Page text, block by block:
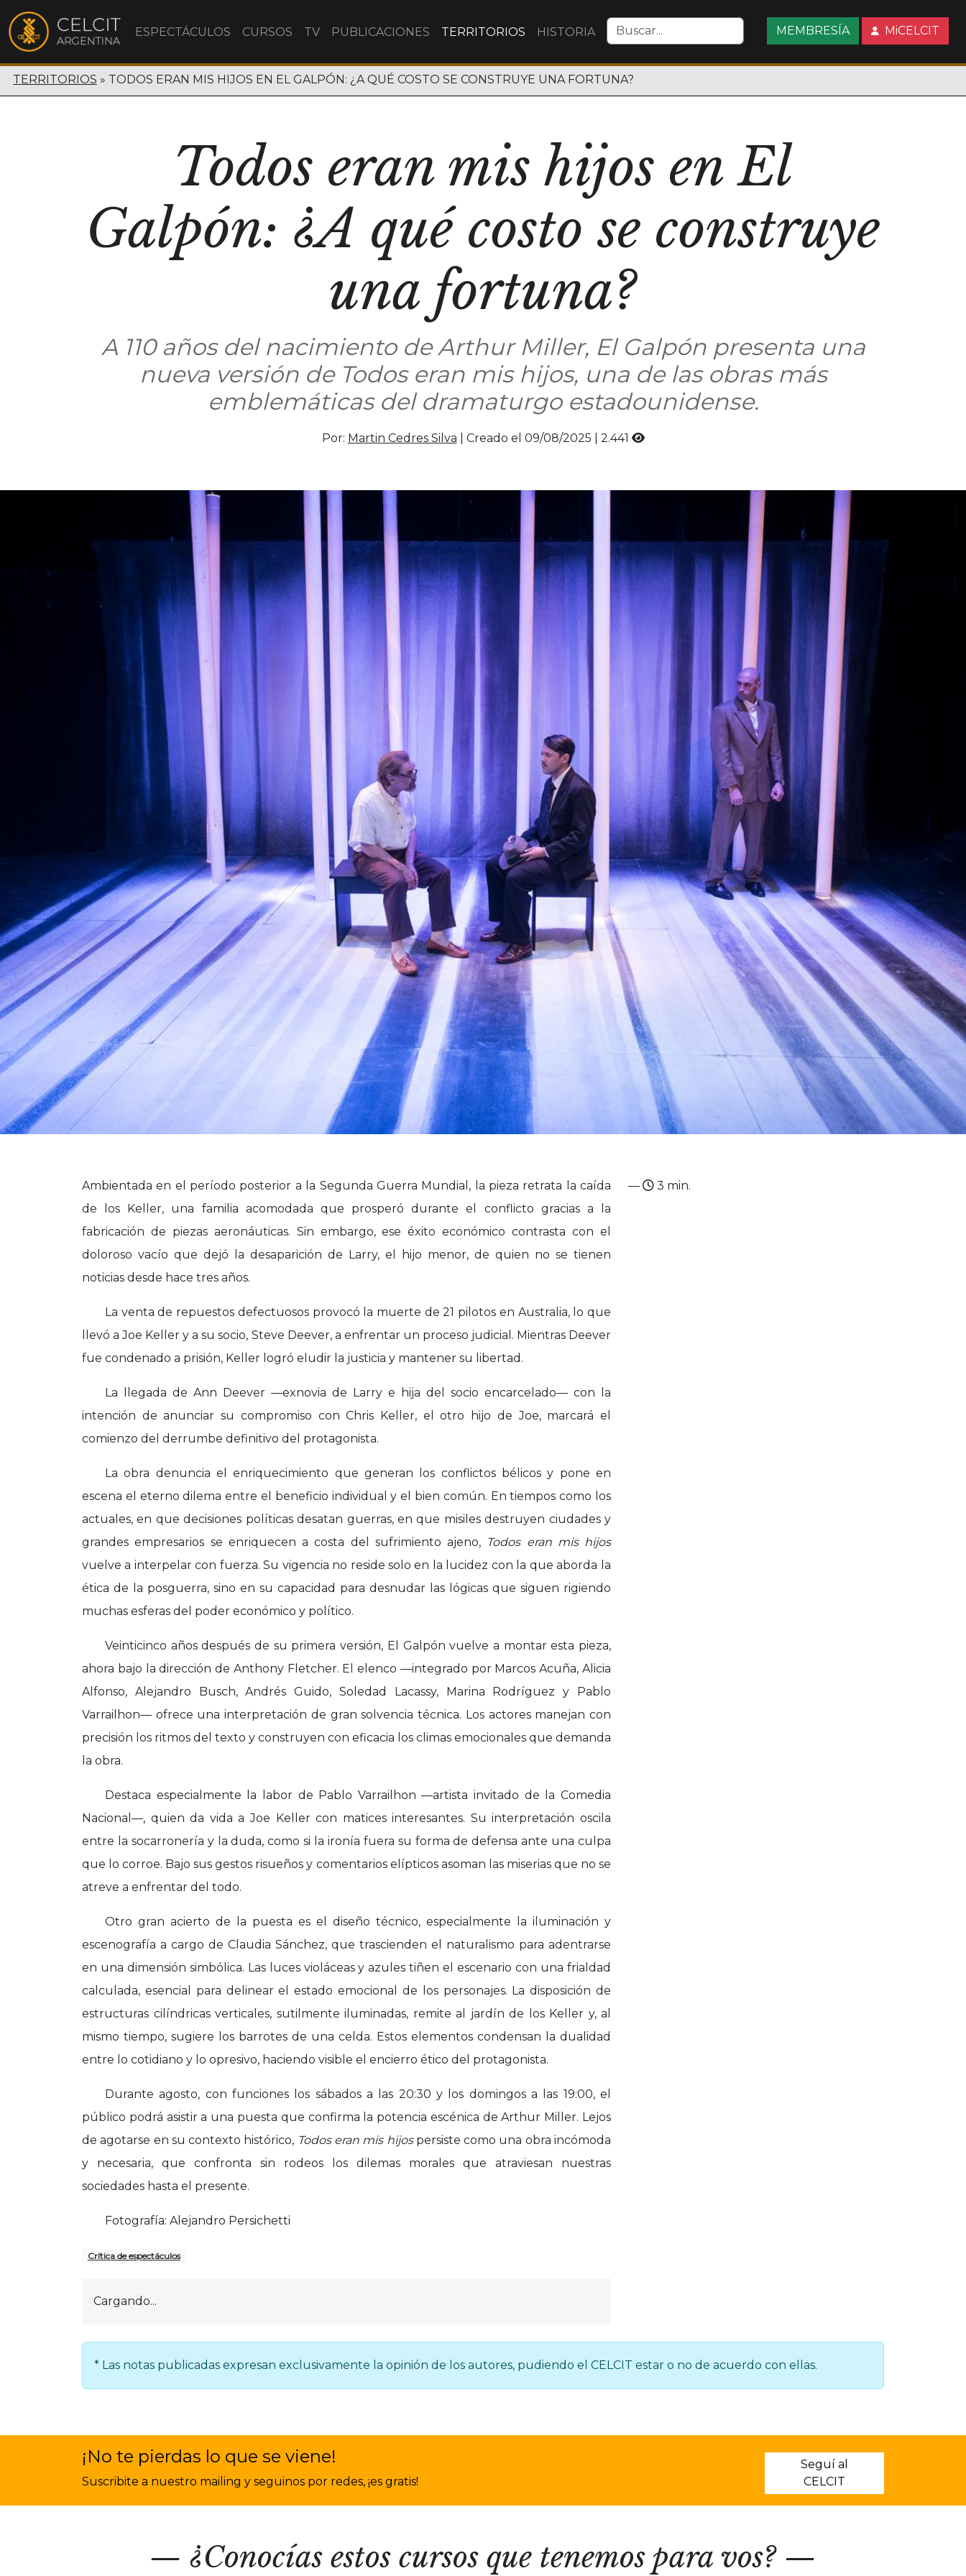
MEMBRESÍA MiCELCIT
ESPECTÁCULOS CURSOS TV PUBLICACIONES TERRITORIOS HISTORIA
TERRITORIOS TODOS ERAN MIS HIJOS EN EL GALPÓN: ¿A QUÉ COSTO SE CONSTRUYE UNA FORTUNA?
Todos eran mis hijos en El
Galpón: ¿A qué costo se construye
una fortuna?
A 110 años del nacimiento de Arthur Miller, El Galpón presenta una
nueva versión de Todos eran mis hijos, una de las obras más
emblemáticas del dramaturgo estadounidense.
Por: Martin Cedres Silva | Creado el 09/08/2025 | 2.441
Ambientada en el período posterior a la Segunda Guerra Mundial, la pieza retrata la caída
de los Keller, una familia acomodada que prosperó durante el conflicto gracias a la
fabricación de piezas aeronáuticas. Sin embargo, ese éxito económico contrasta con el
doloroso vacío que dejó la desaparición de Larry, el hijo menor, de quien no se tienen
noticias desde hace tres años.
La venta de repuestos defectuosos provocó la muerte de 21 pilotos en Australia, lo que
llevó a Joe Keller y a su socio, Steve Deever, a enfrentar un proceso judicial. Mientras Deever
fue condenado a prisión, Keller logró eludir la justicia y mantener su libertad.
La llegada de Ann Deever —exnovia de Larry e hija del socio encarcelado— con la
intención de anunciar su compromiso con Chris Keller, el otro hijo de Joe, marcará el
comienzo del derrumbe definitivo del protagonista.
La obra denuncia el enriquecimiento que generan los conflictos bélicos y pone en
escena el eterno dilema entre el beneficio individual y el bien común. En tiempos como los
actuales, en que decisiones políticas desatan guerras, en que misiles destruyen ciudades y
grandes empresarios se enriquecen a costa del sufrimiento ajeno, Todos eran mis hijos
vuelve a interpelar con fuerza. Su vigencia no reside solo en la lucidez con la que aborda la
ética de la posguerra, sino en su capacidad para desnudar las lógicas que siguen rigiendo
muchas esferas del poder económico y político.
Veinticinco años después de su primera versión, El Galpón vuelve a montar esta pieza,
ahora bajo la dirección de Anthony Fletcher. El elenco —integrado por Marcos Acuña, Alicia
Alfonso, Alejandro Busch, Andrés Guido, Soledad Lacassy, Marina Rodríguez y Pablo
Varrailhon— ofrece una interpretación de gran solvencia técnica. Los actores manejan con
precisión los ritmos del texto y construyen con eficacia los climas emocionales que demanda
la obra.
Destaca especialmente la labor de Pablo Varrailhon —artista invitado de la Comedia
Nacional—, quien da vida a Joe Keller con matices interesantes. Su interpretación oscila
entre la socarronería y la duda, como si la ironía fuera su forma de defensa ante una culpa
que lo corroe. Bajo sus gestos risueños y comentarios elípticos asoman las miserias que no se
atreve a enfrentar del todo.
Otro gran acierto de la puesta es el diseño técnico, especialmente la iluminación y
escenografía a cargo de Claudia Sánchez, que trascienden el naturalismo para adentrarse
en una dimensión simbólica. Las luces violáceas y azules tiñen el escenario con una frialdad
calculada, esencial para delinear el estado emocional de los personajes. La disposición de
estructuras cilíndricas verticales, sutilmente iluminadas, remite al jardín de los Keller y, al
mismo tiempo, sugiere los barrotes de una celda. Estos elementos condensan la dualidad
entre lo cotidiano y lo opresivo, haciendo visible el encierro ético del protagonista.
Durante agosto, con funciones los sábados a las 20:30 y los domingos a las 19:00, el
público podrá asistir a una puesta que confirma la potencia escénica de Arthur Miller. Lejos
de agotarse en su contexto histórico, Todos eran mis hijospersiste como una obra incómoda
y necesaria, que confronta sin rodeos los dilemas morales que atraviesan nuestras
sociedades hasta el presente.
Fotografía: Alejandro Persichetti
Crítica de espectáculos
Cargando...
— 3 min.
* Las notas publicadas expresan exclusivamente la opinión de los autores, pudiendo el CELCIT estar o no de acuerdo con ellas.
¡No te pierdas lo que se viene!
Suscribite a nuestro mailing y seguinos por redes, ¡es gratis!
Seguí al
CELCIT
¿Conocías estos cursos que tenemos para vos?